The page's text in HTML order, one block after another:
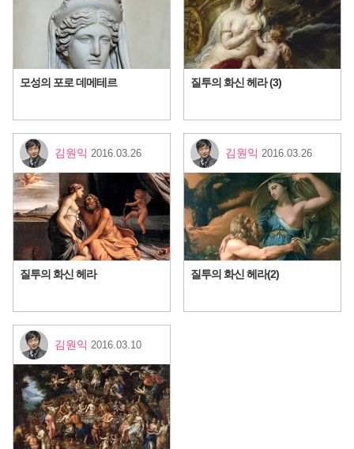
모성의 포로 데메테르 질투의 화신 헤라 (3)
김원익 2016.03.26
질투의 화신 헤라
김원익 2016.03.26
질투의 화신 헤라(2)
김원익 2016.03.10